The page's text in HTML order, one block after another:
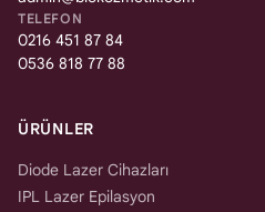
TELEFON
0216 451 87 84
0536 818 77 88
ÜRÜNLER
Diode Lazer Cihazları
IPL Lazer Epilasyon